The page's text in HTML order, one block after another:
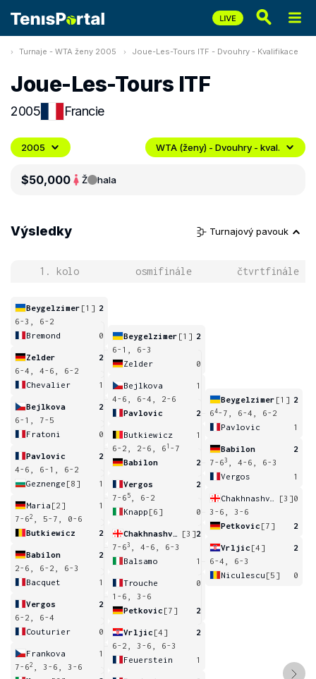
Turnaje - WTA ženy 2005 Joue-Les-Tours ITF - Dvouhry - Kvalifikace
Joue-Les-Tours ITF
2005 Francie
2005 WTA (ženy) - Dvouhry - kval.
$50,000 Ž hala
Výsledky Turnajový pavouk
1. kolo osmifinále čtvrtfinále
Beygelzimer [1] 2
6-3, 6-2
Bremond
0
Zelder
2
6-4, 4-6, 6-2
Chevalier
1
Bejlkova
2
6-1, 7-5
Fratoni
0
Pavlovic
2
4-6, 6-1, 6-2
Geznenge [8] 1
Maria [2]
1
7-62
, 5-7, 0-6
Butkiewicz
2
Babilon
2
2-6, 6-2, 6-3
Bacquet
1
Vergos
2
6-2, 6-4
Couturier
0
Frankova
1
7-62
, 3-6, 3-6
Beygelzimer [1] 2
6-1, 6-3
Zelder
0
Bejlkova
1
4-6, 6-4, 2-6
Pavlovic
2
Butkiewicz
1
6-2, 2-6, 6 1 -7
Babilon
2
Vergos
2
7-6 5
, 6-2
Knapp [6] 0
[3]2
7-63
, 4-6, 6-3
Balsamo
1
Trouche
0
1-6, 3-6
Petkovic [7] 2
Vrljic [4]
2
6-2, 3-6, 6-3
Feuerstein
1
Beygelzimer [1] 2
64-7, 6-4, 6-2
Pavlovic
1
Babilon
2
7-63
, 4-6, 6-3
Vergos
1
[3]0
3-6, 3-6
Petkovic [7] 2
Vrljic [4]
2
6-4, 6-3
Niculescu [5] 0